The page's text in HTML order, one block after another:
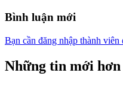
Bình luận mới
Bạn cần đăng nhập thành
Những tin mới hơn